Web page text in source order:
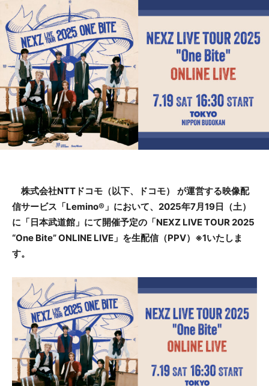
株式会社NTTドコモ（以下、ドコモ）
が運営する映像配
信サービス「Lemino®」において、2025年7月19日（土）
に「日本武道館」にて開催予定の「NEXZ LIVE TOUR 2025
“One Bite” ONLINE LIVE」を生配信（PPV）※1いたしま
す。